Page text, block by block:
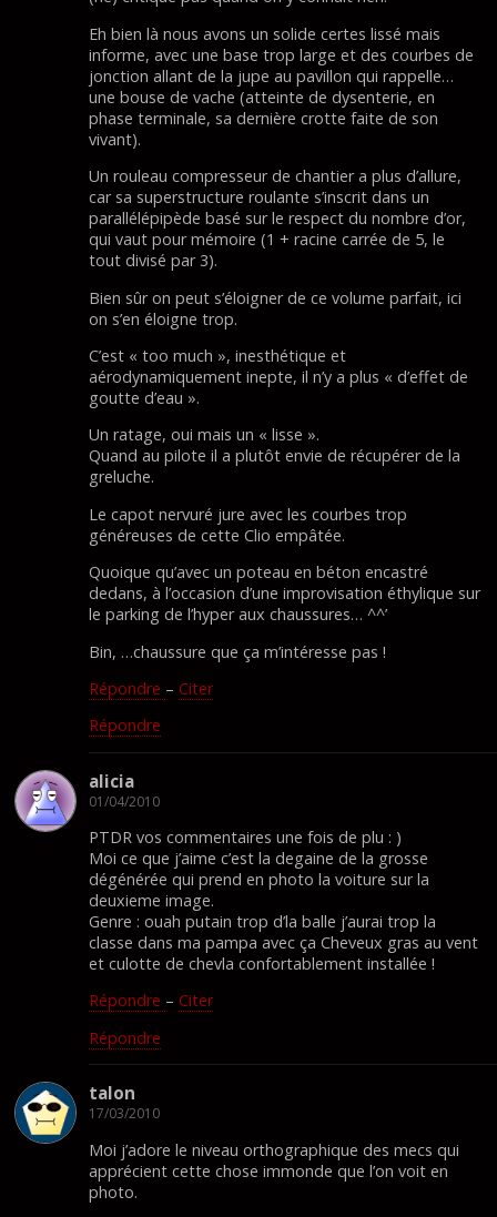
Eh bien là nous avons un solide certes lissé mais
informe, avec une base trop large et des courbes de
jonction allant de la jupe au pavillon qui rappelle…
une bouse de vache (atteinte de dysenterie, en
phase terminale, sa dernière crotte faite de son
vivant).
Un rouleau compresseur de chantier a plus d’allure,
car sa superstructure roulante s’inscrit dans un
parallélépipède basé sur le respect du nombre d’or,
qui vaut pour mémoire (1 + racine carrée de 5, le
tout divisé par 3).
Bien sûr on peut s’éloigner de ce volume parfait, ici
on s’en éloigne trop.
C’est « too much », inesthétique et
aérodynamiquement inepte, il n’y a plus « d’effet de
goutte d’eau ».
Un ratage, oui mais un « lisse ».
Quand au pilote il a plutôt envie de récupérer de la
greluche.
Le capot nervuré jure avec les courbes trop
généreuses de cette Clio empâtée.
Quoique qu’avec un poteau en béton encastré
dedans, à l’occasion d’une improvisation éthylique sur
le parking de l’hyper aux chaussures… ^^’
Bin, …chaussure que ça m’intéresse pas !
Répondre – Citer
Répondre
alicia
01/04/2010
PTDR vos commentaires une fois de plu : )
Moi ce que j’aime c’est la degaine de la grosse
dégénérée qui prend en photo la voiture sur la
deuxieme image.
Genre : ouah putain trop d’la balle j’aurai trop la
classe dans ma pampa avec ça Cheveux gras au vent
et culotte de chevla confortablement installée !
Répondre – Citer
Répondre
talon
17/03/2010
Moi j’adore le niveau orthographique des mecs qui
apprécient cette chose immonde que l’on voit en
photo.